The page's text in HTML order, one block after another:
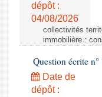
dépôt :
04/08/2026
collectivités
immobilière :
Question écrite
Date de
dépôt :